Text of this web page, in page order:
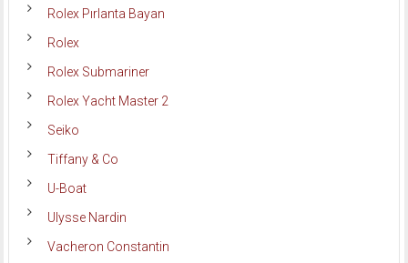
Rolex Pırlanta Bayan
Rolex
Rolex Submariner
Rolex Yacht Master 2
Seiko
Tiffany & Co
U-Boat
Ulysse Nardin
Vacheron Constantin